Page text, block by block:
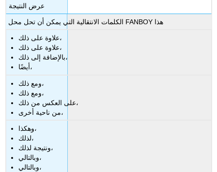
عرض النتيجة
الكلمات الانتقالية التي يمكن أن تحل محل FANBOY هذا
علاوة على ذلك،
علاوة على ذلك،
بالإضافة إلى ذلك،
أيضًا،
ومع ذلك،
ومع ذلك،
على العكس من ذلك،
من ناحية أخرى،
وهكذا،
لذلك،
ونتيجة لذلك،
وبالتالي،
وبالتالي،